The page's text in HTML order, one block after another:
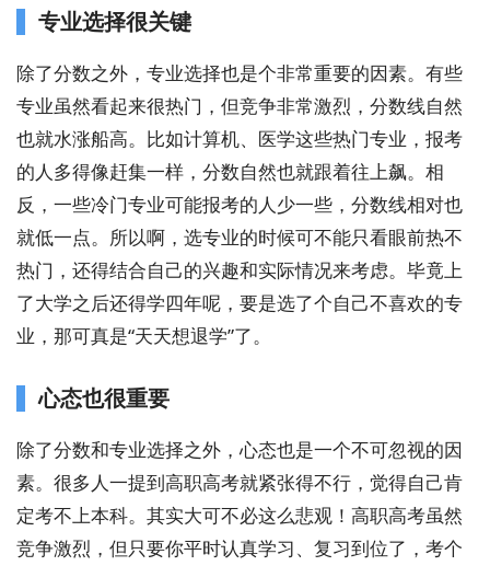
专业选择很关键
除了分数之外，专业选择也是个非常重要的因素。有些
专业虽然看起来很热门，但竞争非常激烈，分数线自然
也就水涨船高。比如计算机、医学这些热门专业，报考
的人多得像赶集一样，分数自然也就跟着往上飙。相
反，一些冷门专业可能报考的人少一些，分数线相对也
就低一点。所以啊，选专业的时候可不能只看眼前热不
热门，还得结合自己的兴趣和实际情况来考虑。毕竟上
了大学之后还得学四年呢，要是选了个自己不喜欢的专
业，那可真是“天天想退学”了。
心态也很重要
除了分数和专业选择之外，心态也是一个不可忽视的因
素。很多人一提到高职高考就紧张得不行，觉得自己肯
定考不上本科。其实大可不必这么悲观！高职高考虽然
竞争激烈，但只要你平时认真学习、复习到位了，考个